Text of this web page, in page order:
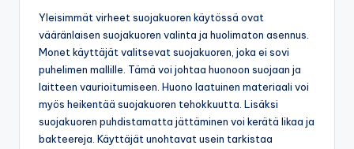
Yleisimmät virheet suojakuoren käytössä ovat
vääränlaisen suojakuoren valinta ja huolimaton asennus.
Monet käyttäjät valitsevat suojakuoren, joka ei sovi
puhelimen mallille. Tämä voi johtaa huonoon suojaan ja
laitteen vaurioitumiseen. Huono laatuinen materiaali voi
myös heikentää suojakuoren tehokkuutta. Lisäksi
suojakuoren puhdistamatta jättäminen voi kerätä likaa ja
bakteereja. Käyttäjät unohtavat usein tarkistaa